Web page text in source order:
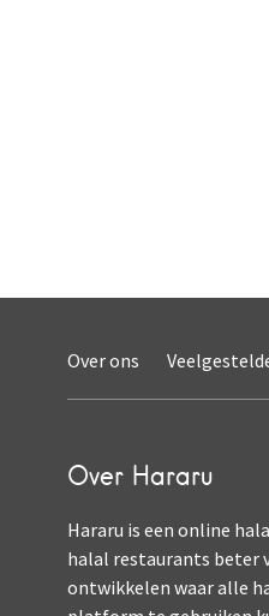
Over ons
Over Hararu
Hararu is een online
halal restaurants beter
ontwikkelen waar alle